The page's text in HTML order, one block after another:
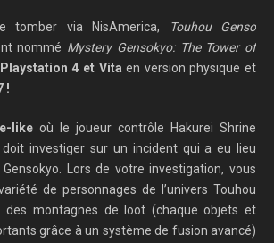
tomber via NisAmerica,
Touhou Genso
nommé Mystery Gensokyo: The Tower of
Playstation 4 et Vita en version physique et
!
like où le joueur contrôle Hakurei Shrine
doit investiger sur un incident qui a eu lieu
Lors de votre investigation, vous
de personnages de l’univers Touhou
des montagnes de loot (chaque objets et
grâce à un système de fusion avancé)